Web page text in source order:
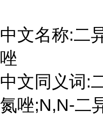
中文名称:二
唑
中文同义词:
氮唑;N,N-二